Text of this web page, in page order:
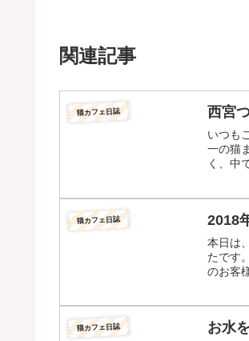
関連記事
猫カフェ日誌 西宮
いつも
一の猫
く、中
猫カフェ日誌 2018
本日は
たです
のお客
猫カフェ日誌 お水